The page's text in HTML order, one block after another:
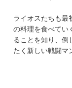
ライオスたちも最
の料理を食べてい
ることを知り、倒
たく新しい戦闘マ